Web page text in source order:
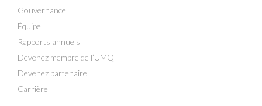
Gouvernance
Équipe
Rapports annuels
Devenez membre de l’UMQ
Devenez partenaire
Carrière